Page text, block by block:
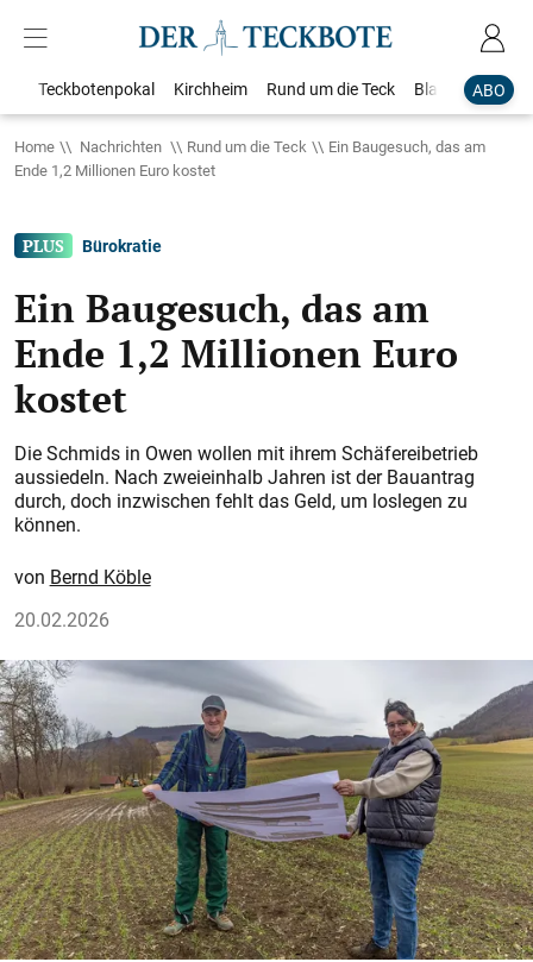
ABO
Teckbotenpokal Kirchheim Rund um die Teck Blaulicht
Home Nachrichten Rund um die Teck
Ein Baugesuch, das am
Ende 1,2 Millionen Euro kostet
Bürokratie
Ein Baugesuch, das am
Ende 1,2 Millionen Euro
kostet
Die Schmids in Owen wollen mit ihrem Schäfereibetrieb
aussiedeln. Nach zweieinhalb Jahren ist der Bauantrag
durch, doch inzwischen fehlt das Geld, um loslegen zu
können.
Bernd Köble
20.02.2026